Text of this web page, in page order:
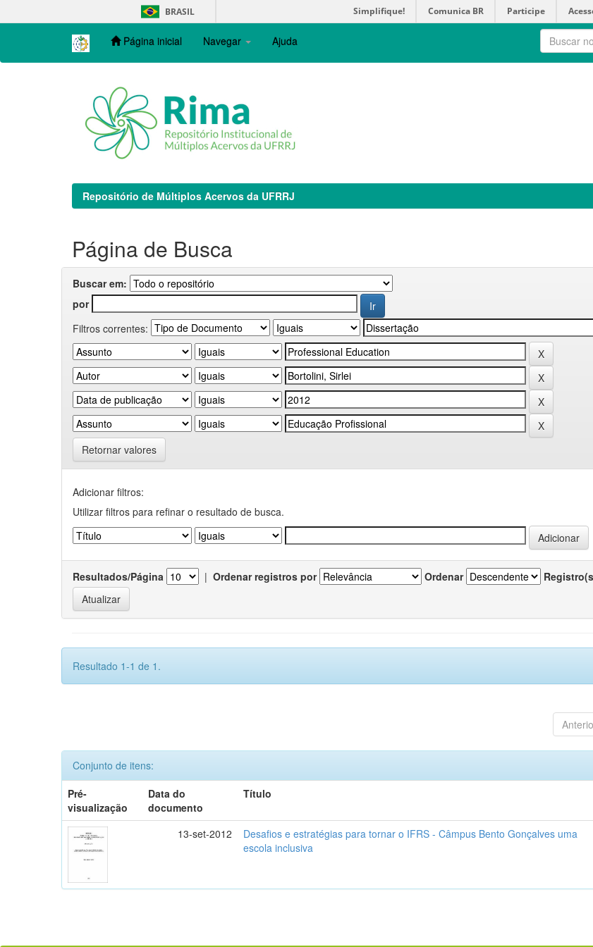
navigation
BRASIL Simplifique! Comunica BR Participe
Página inicial Navegar Ajuda
Repositório de Múltiplos Acervos da UFRRJ
Página de Busca
Buscar em:
por
Filtros correntes:
Retornar valores
Adicionar filtros:
Utilizar filtros para refinar o resultado de busca.
Resultados/Página | Ordenar registros por Ordenar
Resultado 1-1 de 1.
Conjunto de itens:
Pré-
visualização
Data do
documento
Título
13-set-2012
Desafios e estratégias para tornar o IFRS - Câmpus Bento Gonçalves uma
escola inclusiva